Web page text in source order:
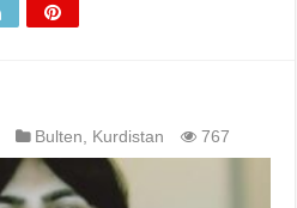
Bulten, Kurdistan 767